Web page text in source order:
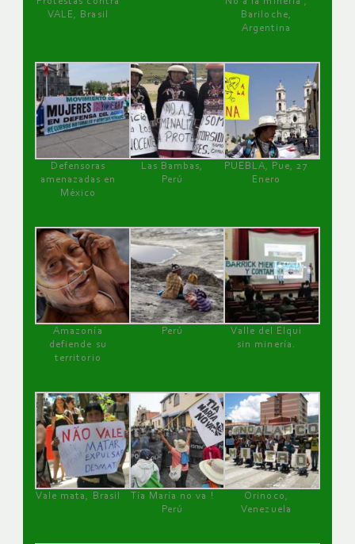
VALE, Brasil
Bariloche,
Argentina
Defensoras
amenazadas en
México
Las Bambas,
Perú
PUEBLA, Pue, 27
Enero
Amazonía
defiende su
territorio
Perú
Valle del Elqui
sin minería.
Vale mata, Brasil
Tía María no va !
Perú
Orinoco,
Venezuela